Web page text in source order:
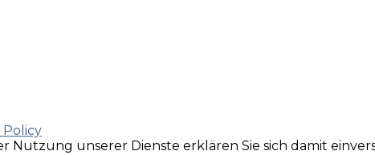
Policy
unserer Dienste erklären Sie sich damit